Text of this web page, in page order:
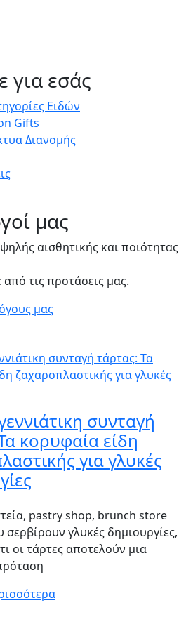
για εσάς
Ειδών
Gifts
Διανομής
μας
αισθητικής και ποιότητας
από τις προτάσεις μας.
μας
συνταγή
κορυφαία είδη
για γλυκές
pastry shop, brunch store
σερβίρουν γλυκές δημιουργίες,
οι τάρτες αποτελούν μια